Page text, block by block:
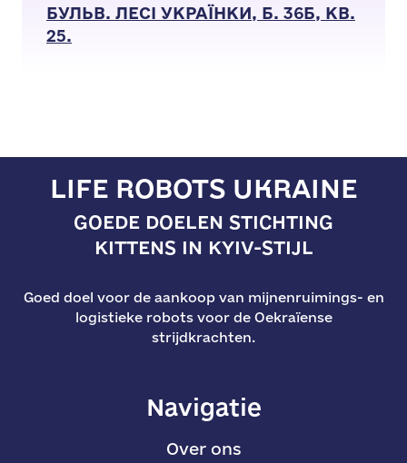
БУЛЬВ. ЛЕСІ УКРАЇНКИ, Б. 36Б, КВ.
25.
LIFE ROBOTS UKRAINE
GOEDE DOELEN STICHTING
KITTENS IN KYIV-STIJL
Goed doel voor de aankoop van mijnenruimings- en
logistieke robots voor de Oekraïense
strijdkrachten.
Navigatie
Over ons